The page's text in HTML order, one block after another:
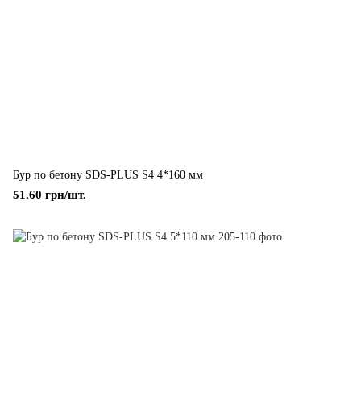
Бур по бетону SDS-PLUS S4 4*160 мм
51.60 грн/шт.